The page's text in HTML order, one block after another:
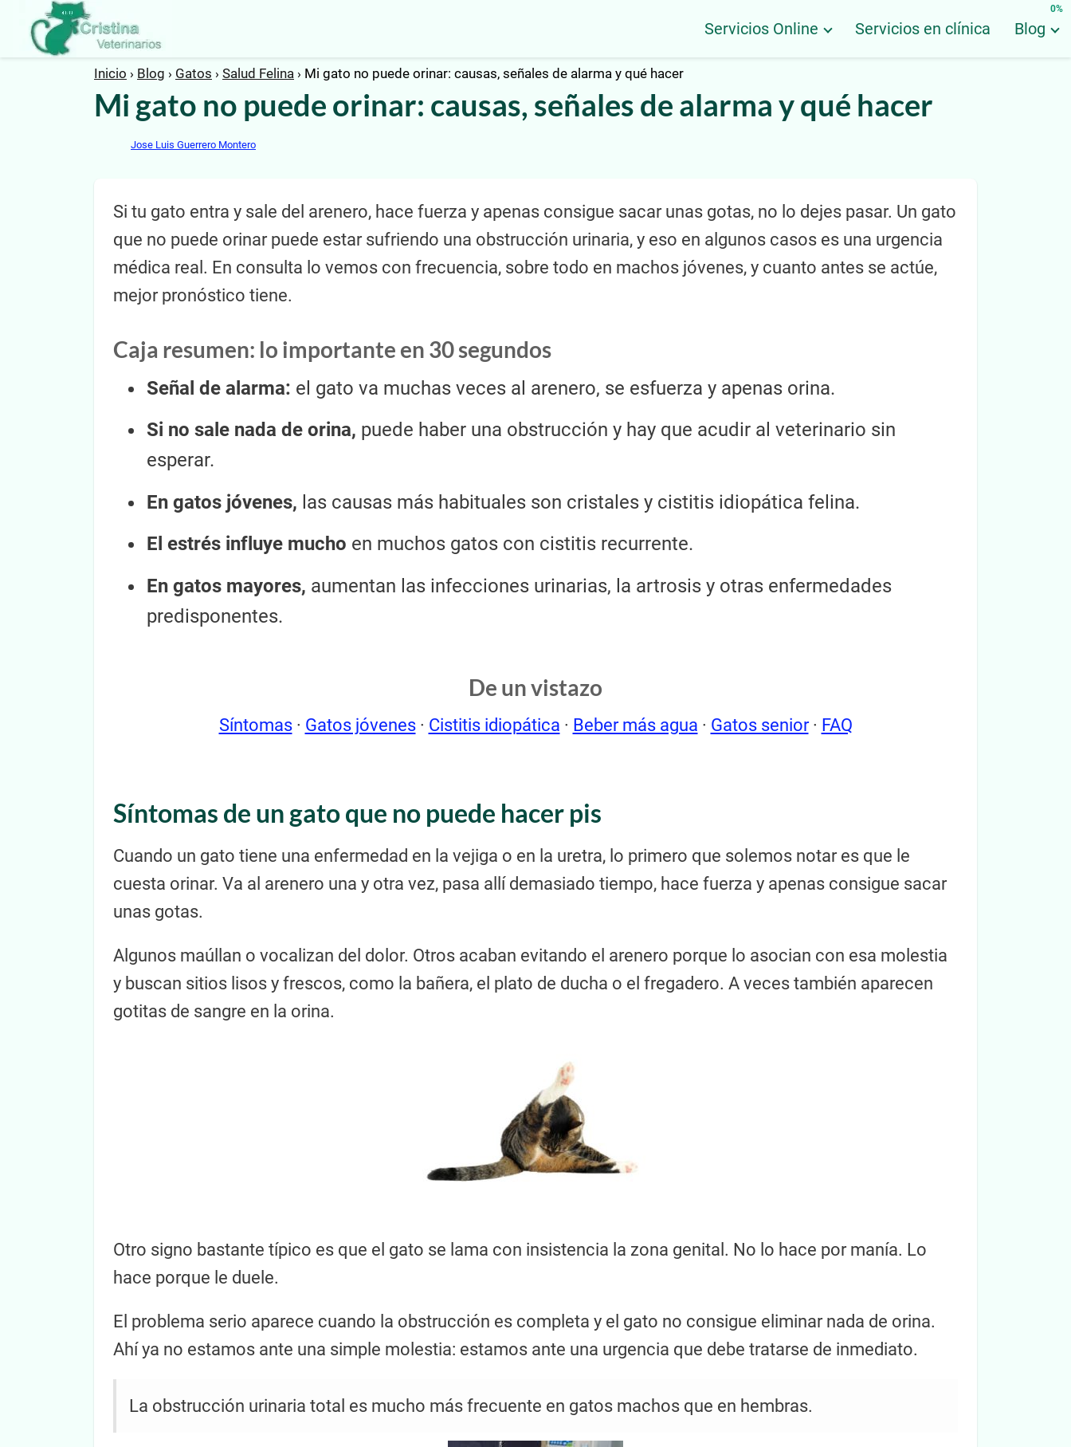
0%
Servicios Online Servicios en clínica Blog
Inicio Blog Gatos Salud Felina Mi gato no puede orinar: causas, señales de alarma y qué hacer
Mi gato no puede orinar: causas, señales de alarma y qué hacer
Jose Luis Guerrero Montero
Si tu gato entra y sale del arenero, hace fuerza y apenas consigue sacar unas gotas, no lo dejes pasar. Un gato
que no puede orinar puede estar sufriendo una obstrucción urinaria, y eso en algunos casos es una urgencia
médica real. En consulta lo vemos con frecuencia, sobre todo en machos jóvenes, y cuanto antes se actúe,
mejor pronóstico tiene.
Caja resumen: lo importante en 30 segundos
Señal de alarma: el gato va muchas veces al arenero, se esfuerza y apenas orina.
Si no sale nada de orina, puede haber una obstrucción y hay que acudir al veterinario sin
esperar.
En gatos jóvenes, las causas más habituales son cristales y cistitis idiopática felina.
El estrés influye mucho en muchos gatos con cistitis recurrente.
En gatos mayores, aumentan las infecciones urinarias, la artrosis y otras enfermedades
predisponentes.
De un vistazo
Síntomas· Gatos jóvenes· Cistitis idiopática · Beber más agua · Gatos senior· FAQ
Síntomas de un gato que no puede hacer pis
Cuando un gato tiene una enfermedad en la vejiga o en la uretra, lo primero que solemos notar es que le
cuesta orinar. Va al arenero una y otra vez, pasa allí demasiado tiempo, hace fuerza y apenas consigue sacar
unas gotas.
Algunos maúllan o vocalizan del dolor. Otros acaban evitando el arenero porque lo asocian con esa molestia
y buscan sitios lisos y frescos, como la bañera, el plato de ducha o el fregadero. A veces también aparecen
gotitas de sangre en la orina.
Otro signo bastante típico es que el gato se lama con insistencia la zona genital. No lo hace por manía. Lo
hace porque le duele.
El problema serio aparece cuando la obstrucción es completa y el gato no consigue eliminar nada de orina.
Ahí ya no estamos ante una simple molestia: estamos ante una urgencia que debe tratarse de inmediato.
La obstrucción urinaria total es mucho más frecuente en gatos machos que en hembras.